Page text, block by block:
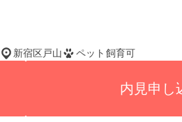
新宿区戸山 ペット飼育可
内見申し